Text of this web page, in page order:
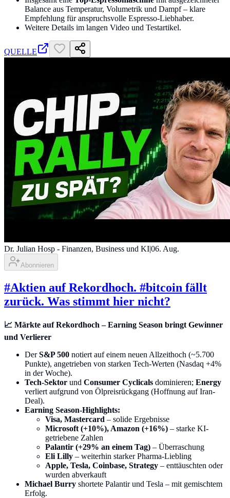
Balance aus Temperatur, Volumetrik und Dampf – klare
Empfehlung für anspruchsvolle Espresso-Liebhaber.
Weitere Details im langen Video und Testartikel.
QUELLE
Dr. Julian Hosp - Finanzen, Business und KI|06. Aug.
Abonnieren
#Aktien auf Rekordhoch. #bitcoin fällt
zurück. Was stimmt hier nicht?
📈 Märkte auf Rekordhoch – Earning Season bringt Gewinner
und Verlierer
DerS&P 500 notiert auf einem neuen Allzeithoch (~5.700
Punkte), angetrieben von starken Tech-Werten (Nasdaq +4%
in der Woche).
Tech-Sektor und Consumer Cyclicals dominieren; Energy
verliert aufgrund von Ölpreisrückgang (Hoffnung auf Iran-
Deal).
Earning Season-Highlights:
Visa, Mastercard – solide Ergebnisse
Microsoft (+10%), Amazon (+16%) – starke KI-
getriebene Zahlen
Palantir (+29% an einem Tag) – Überraschung
Eli Lilly – weiterhin starker Pharma-Liebling
Apple, Tesla, Coinbase, Strategy – enttäuschten oder
wurden abverkauft
Michael Burry shortete Palantir und Tesla – mit gemischtem
Erfolg.